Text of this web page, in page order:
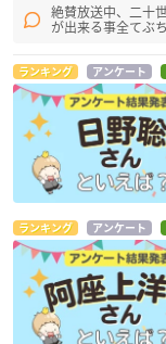
絶賛放送中、二十
が出来る事全てぶ
ランキング アンケート
ランキング アンケート